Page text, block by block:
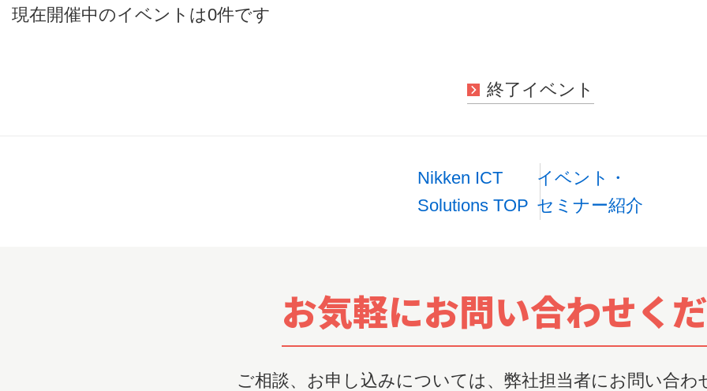
現在開催中のイベントは0件です
終了イベント
Nikken ICT
Solutions TOP
イベント・
セミナー紹介
お気軽にお問い合わせく
ご相談、お申し込みについては、弊社担当者にお問い合わ